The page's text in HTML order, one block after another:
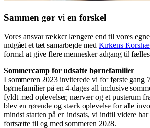
Sammen gør vi en forskel
Vores ansvar rækker længere end til vores
indgået et tæt samarbejde med Kirkens
formål at give flere mennesker adgang til
Sommercamp for udsatte børnefamilier
I sommeren 2023 inviterede vi for første gang
børnefamilier på en 4-dages all inclusive
fyldt med oplevelser, nærvær og et pusterum
blev en rørende og stærk oplevelse for alle
mindst starten på en indsats, vi indtil videre
fortsætte til og med sommeren 2028.